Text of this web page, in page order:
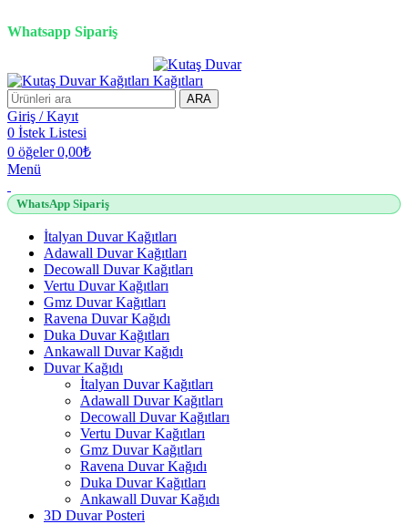
Whatsapp Sipariş
ARA
Giriş / Kayıt
0 İstek Listesi
0 öğeler 0,00₺
Menü
WhatsApp Sipariş
İtalyan Duvar Kağıtları
Adawall Duvar Kağıtları
Decowall Duvar Kağıtları
Vertu Duvar Kağıtları
Gmz Duvar Kağıtları
Ravena Duvar Kağıdı
Duka Duvar Kağıtları
Ankawall Duvar Kağıdı
Duvar Kağıdı
İtalyan Duvar Kağıtları
Adawall Duvar Kağıtları
Decowall Duvar Kağıtları
Vertu Duvar Kağıtları
Gmz Duvar Kağıtları
Ravena Duvar Kağıdı
Duka Duvar Kağıtları
Ankawall Duvar Kağıdı
3D Duvar Posteri